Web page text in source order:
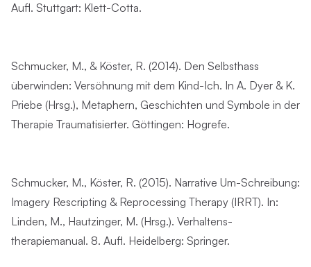
Aufl. Stuttgart: Klett-Cotta.
Schmucker, M., & Köster, R. (2014). Den Selbsthass
überwinden: Versöhnung mit dem Kind-Ich. In A. Dyer & K.
Priebe (Hrsg.), Metaphern, Geschichten und Symbole in der
Therapie Traumatisierter. Göttingen: Hogrefe.
Schmucker, M., Köster, R. (2015). Narrative Um-Schreibung:
Imagery Rescripting & Reprocessing Therapy (IRRT). In:
Linden, M., Hautzinger, M. (Hrsg.). Verhaltens-
therapiemanual. 8. Aufl. Heidelberg: Springer.